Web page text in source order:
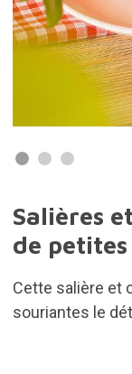
Salières
de
Cette salière et
souriantes le